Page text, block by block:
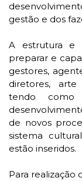
gestão e dos
A estrutura e
preparar e
gestores,
diretores, arte
tendo como
de novos
sistema
estão inseridos.
Para realização